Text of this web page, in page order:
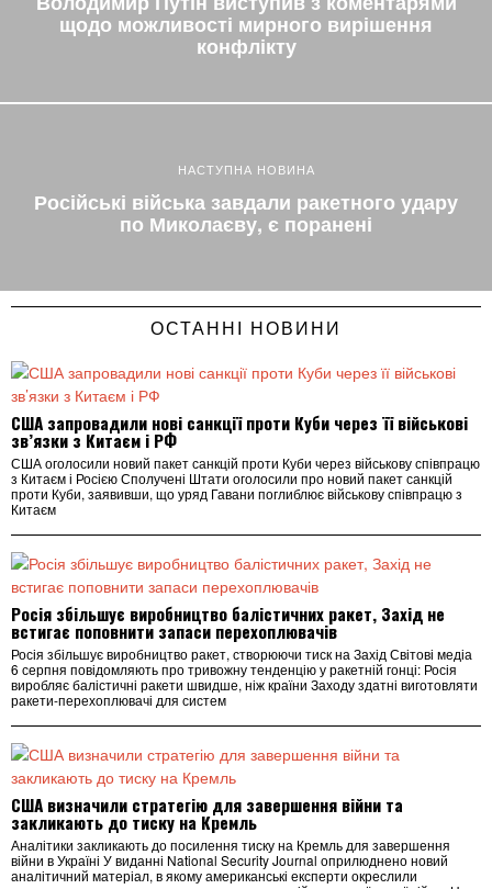
щодо можливості мирного вирішення
конфлікту
НАСТУПНА НОВИНА
Російські війська завдали ракетного удару
по Миколаєву, є поранені
ОСТАННІ НОВИНИ
США запровадили нові санкції проти Куби через її військові
зв’язки з Китаєм і РФ
США оголосили новий пакет санкцій проти Куби через військову співпрацю
з Китаєм і Росією Сполучені Штати оголосили про новий пакет санкцій
проти Куби, заявивши, що уряд Гавани поглиблює військову співпрацю з
Китаєм
Росія збільшує виробництво балістичних ракет, Захід не
встигає поповнити запаси перехоплювачів
Росія збільшує виробництво ракет, створюючи тиск на Захід Світові медіа
6 серпня повідомляють про тривожну тенденцію у ракетній гонці: Росія
виробляє балістичні ракети швидше, ніж країни Заходу здатні виготовляти
ракети-перехоплювачі для систем
США визначили стратегію для завершення війни та
закликають до тиску на Кремль
Аналітики закликають до посилення тиску на Кремль для завершення
війни в Україні У виданні National Security Journal оприлюднено новий
аналітичний матеріал, в якому американські експерти окреслили